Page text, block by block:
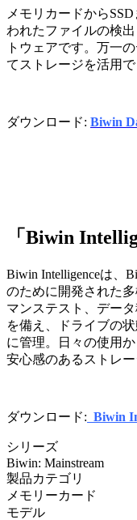
メモリカードから
われたファイルの検
トウェアです。万一
てストレージを活用
ダウンロード: Biwin
「Biwin
Biwin Intelligenceは、
のために開発された
マンステスト、デー
を備え、ドライブの
に管理。日々の使用
安心感のあるストレ
ダウンロード: Biwin
シリーズ
Biwin: Mainstream
製品カテゴリ
メモリーカード
モデル